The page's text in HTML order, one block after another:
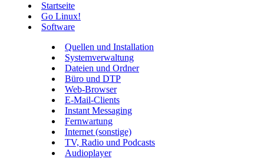
Startseite
Go Linux!
Software
Quellen und Installation
Systemverwaltung
Dateien und Ordner
Büro und DTP
Web-Browser
E-Mail-Clients
Instant Messaging
Fernwartung
Internet (sonstige)
TV, Radio und Podcasts
Audioplayer